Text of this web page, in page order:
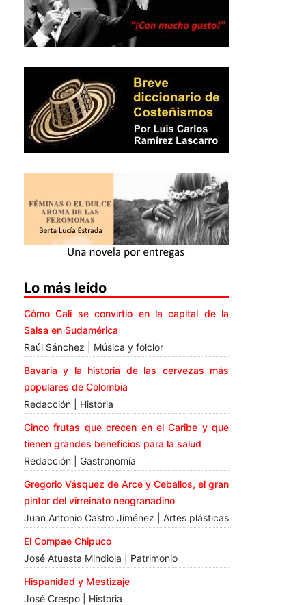
Lo más leído
Cómo Cali se convirtió en la capital de la
Salsa en Sudamérica
Raúl Sánchez | Música y folclor
Bavaria y la historia de las cervezas más
populares de Colombia
Redacción | Historia
Cinco frutas que crecen en el Caribe y que
tienen grandes beneficios para la salud
Redacción | Gastronomía
Gregorio Vásquez de Arce y Ceballos, el gran
pintor del virreinato neogranadino
Juan Antonio Castro Jiménez | Artes plásticas
El Compae Chipuco
José Atuesta Mindiola | Patrimonio
Hispanidad y Mestizaje
José Crespo | Historia